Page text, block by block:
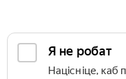
Я не робат
Націсніце, каб